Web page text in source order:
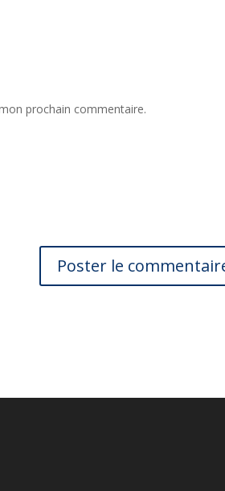
prochain commentaire.